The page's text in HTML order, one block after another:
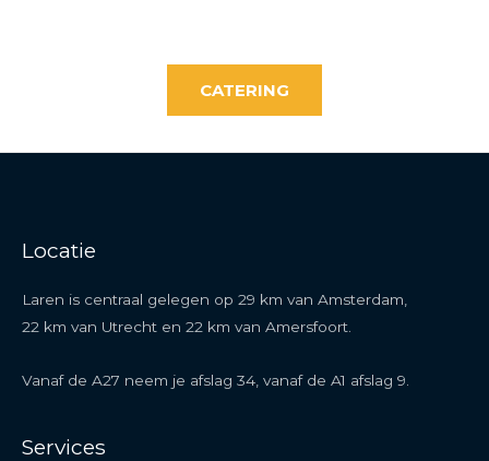
CATERING
Locatie
Laren is centraal gelegen op 29 km van Amsterdam,
22 km van Utrecht en 22 km van Amersfoort.
Vanaf de A27 neem je afslag 34, vanaf de A1 afslag 9.
Services